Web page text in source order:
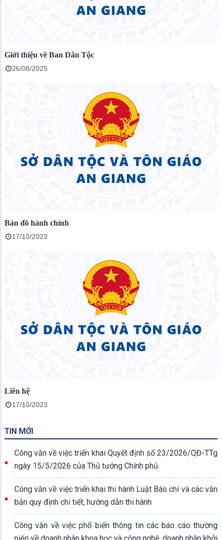
Giới thiệu về Ban Dân Tộc
26/08/2025
Bản đồ hành chính
17/10/2023
Liên hệ
17/10/2023
TIN MỚI
Công văn về việc triển khai Quyết định số 23/2026/QĐ-TTg
ngày 15/5/2026 của Thủ tướng Chính phủ
Công văn về việc triển khai thi hành Luật Báo chí và các văn
bản quy định chi tiết, hướng dẫn thi hành
Công văn về việc phổ biến thông tin các báo cáo thường